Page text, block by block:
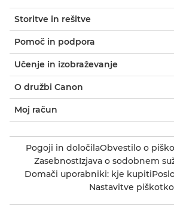
Storitve in rešitve
Pomoč in podpora
Učenje in izobraževanje
O družbi Canon
Moj račun
Pogoji in določilaObvestilo o
ZasebnostIzjava o sodobnem
Domači uporabniki: kje kupiti
Nastavitve